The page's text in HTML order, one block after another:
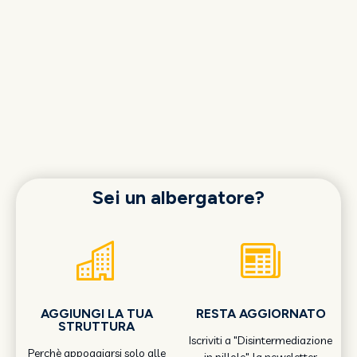
Sei un albergatore?
AGGIUNGI LA TUA
STRUTTURA
Perchè appoggiarsi solo alle
RESTA AGGIORNATO
Iscriviti a "Disintermediazione